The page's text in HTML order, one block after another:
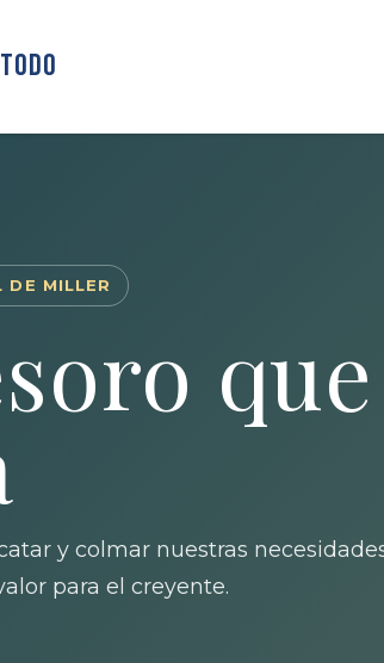
DE MILLER
y colmar nuestras
para el creyente.